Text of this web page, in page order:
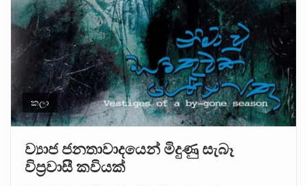
බන්ධනාගාර රැදවියන් 1,021 දෙනෙකු ඉකුත් වසර පහක කාලය තුලදී (2020 ජනවාරි 01 සිට 2025 දෙසැම්බර්…
මහර බන්ධනාගාරයේ අද ඇතිවූ සිද්ධියෙන් තුවාල ලැබූ බව කියන රැඳවියන් ගණන ඉහළ ගොස් තිබේ. ඒ…
අගෝස්තු මස දෙවන ඉරිදා ලිට් රූම් සූම් සංවාදය පැවැත්වෙන්නේ "කතා කරන මහ වැව" නම් නකතාවක්…
කලා
ව්‍යාජ ජනතාවාදයෙන් මිදුණු සැබෑ
විප්‍රවාසී කවියක්